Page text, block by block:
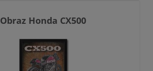
Obraz Honda CX500